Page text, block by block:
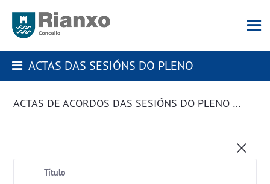
ACTAS DAS SESIÓNS DO PLENO
ACTAS DE ACORDOS DAS SESIÓNS DO PLENO DA CORPORACIÓN
Título